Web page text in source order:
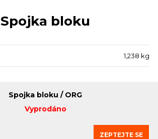
Spojka bloku
1,238 kg
Spojka bloku / ORG
Vyprodáno
ZEPTEJTE SE